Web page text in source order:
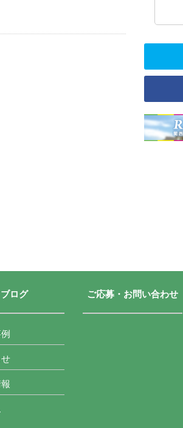
ブログ ご応募・お問い合わせ